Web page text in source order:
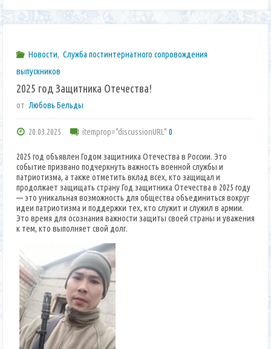
Новости, Служба постинтернатного сопровождения
выпускников
2025 год Защитника Отечества!
от Любовь Бельды
20.03.2025 itemprop="discussionURL" 0
2025 год объявлен Годом защитника Отечества в России. Это
событие призвано подчеркнуть важность военной службы и
патриотизма, а также отметить вклад всех, кто защищал и
продолжает защищать страну Год защитника Отечества в 2025 году
— это уникальная возможность для общества объединиться вокруг
идеи патриотизма и поддержки тех, кто служит и служил в армии.
Это время для осознания важности защиты своей страны и уважения
к тем, кто выполняет свой долг.